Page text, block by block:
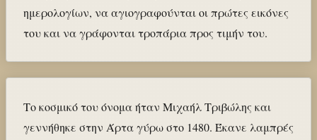
ημερολογίων, να αγιογραφούνται οι πρώτες εικόνες
του και να γράφονται τροπάρια προς τιμήν του.
Το κοσμικό του όνομα ήταν Μιχαήλ Τριβώλης και
γεννήθηκε στην Άρτα γύρω στο 1480. Έκανε λαμπρές